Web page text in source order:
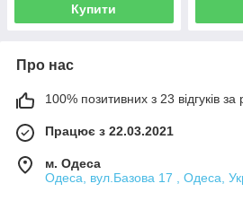
Купити
Про нас
100% позитивних з 23 відгуків за
Працює з 22.03.2021
м. Одеса
Одеса, вул.Базова 17 , Одеса,